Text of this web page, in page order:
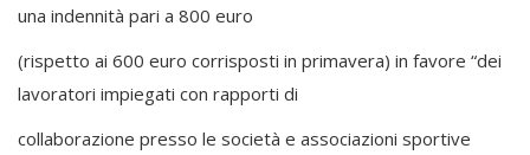
una indennità pari a 800 euro
(rispetto ai 600 euro corrisposti in primavera) in favore “dei
lavoratori impiegati con rapporti di
collaborazione presso le società e associazioni sportive